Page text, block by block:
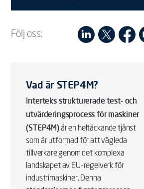
Följ oss:
Vad är STEP4M?
Interteks strukturerade test- och
utvärderingsprocess för maskiner
(STEP4M)är en heltäckande tjänst
som är utformad för att vägleda
tillverkare genom det komplexa
landskapet av EU-regelverk för
industrimaskiner. Denna